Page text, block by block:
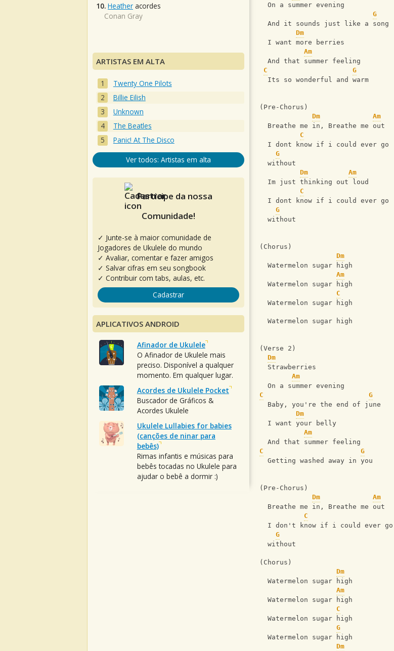
  On a summer evening
G
  And it sounds just like a song
Dm
  I want more berries
Am
  And that summer feeling
C
G
  Its so wonderful and warm
(Pre-Chorus)
Dm
Am
  Breathe me in, Breathe me out
C
  I dont know if i could ever go
G
  without
Dm
Am
  Im just thinking out loud
C
  I dont know if i could ever go
G
  without
(Chorus)
Dm
  Watermelon sugar high
Am
  Watermelon sugar high
C
  Watermelon sugar high
  Watermelon sugar high
(Verse 2)
Dm
  Strawberries
Am
  On a summer evening
C
G
  Baby, you're the end of june
Dm
  I want your belly
Am
  And that summer feeling
C
G
  Getting washed away in you
(Pre-Chorus)
Dm
Am
  Breathe me in, Breathe me out
C
  I don't know if i could ever go
G
  without
(Chorus)
Dm
  Watermelon sugar high
Am
  Watermelon sugar high
C
  Watermelon sugar high
G
  Watermelon sugar high
Dm
10. Heather acordes
Conan Gray
ARTISTAS EM ALTA
Twenty One Pilots
Billie Eilish
Unknown
The Beatles
Panic! At The Disco
Ver todos: Artistas em alta
Participe da nossa
Comunidade!
✓ Junte-se à maior comunidade de
Jogadores de Ukulele do mundo
✓ Avaliar, comentar e fazer amigos
✓ Salvar cifras em seu songbook
✓ Contribuir com tabs, aulas, etc.
Cadastrar
APLICATIVOS ANDROID
Afinador de Ukulele
O Afinador de Ukulele mais
preciso. Disponível a qualquer
momento. Em qualquer lugar.
Acordes de Ukulele Pocket
Buscador de Gráficos &
Acordes Ukulele
Ukulele Lullabies for babies
(canções de ninar para
bebês)
Rimas infantis e músicas para
bebês tocadas no Ukulele para
ajudar o bebê a dormir :)